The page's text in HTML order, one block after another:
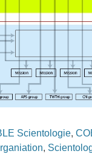
Scientologie,
,